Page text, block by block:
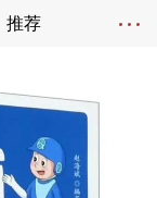
推荐